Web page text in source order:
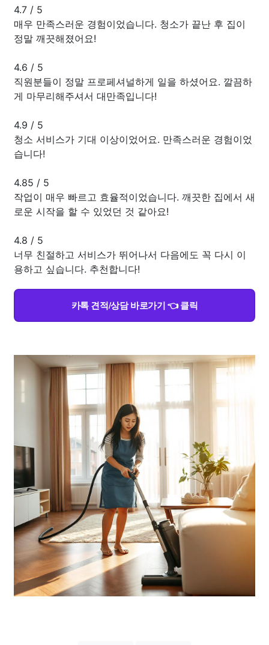
4.7 / 5
매우 만족스러운 경험이었습니다. 청소가 끝난 후 집이
정말 깨끗해졌어요!
4.6 / 5
직원분들이 정말 프로페셔널하게 일을 하셨어요. 깔끔하
게 마무리해주셔서 대만족입니다!
4.9 / 5
청소 서비스가 기대 이상이었어요. 만족스러운 경험이었
습니다!
4.85 / 5
작업이 매우 빠르고 효율적이었습니다. 깨끗한 집에서 새
로운 시작을 할 수 있었던 것 같아요!
4.8 / 5
너무 친절하고 서비스가 뛰어나서 다음에도 꼭 다시 이
용하고 싶습니다. 추천합니다!
카톡 견적/상담 바로가기 👈 클릭